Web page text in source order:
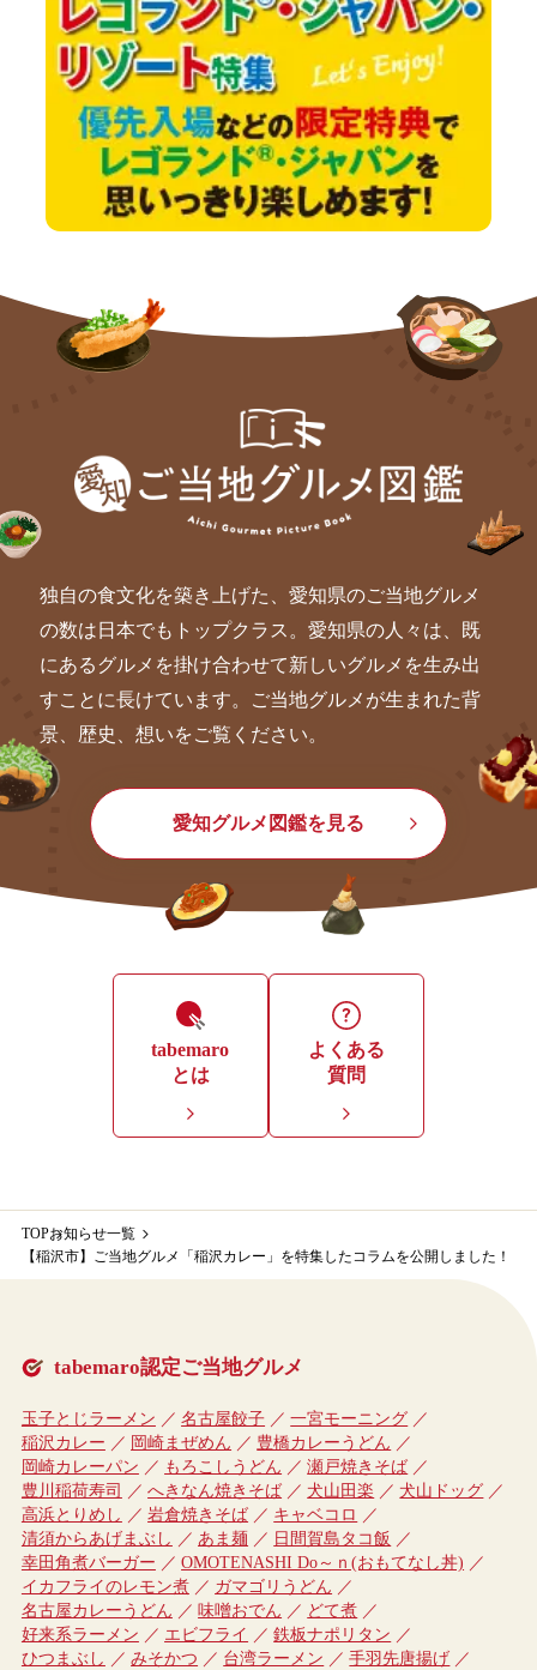
独自の食文化を築き上げた、愛知県のご当地グルメ
の数は日本でもトップクラス。愛知県の人々は、既
にあるグルメを掛け合わせて新しいグルメを生み出
すことに長けています。ご当地グルメが生まれた背
景、歴史、想いをご覧ください。
愛知グルメ図鑑を見る
tabemaro
とは
よくある
質問
TOPお知らせ一覧
【稲沢市】ご当地グルメ「稲沢カレー」を特集したコラムを公開しました！
tabemaro認定ご当地グルメ
玉子とじラーメン 名古屋餃子
一宮モーニング
稲沢カレー
岡崎まぜめん
豊橋カレーうどん
岡崎カレーパン
もろこしうどん
瀬戸焼きそば
豊川稲荷寿司
へきなん焼きそば 犬山田楽
犬山ドッグ
高浜とりめし
岩倉焼きそば
キャベコロ
清須からあげまぶし
あま麺
日間賀島タコ飯
幸田角煮バーガー
OMOTENASHI Do～ｎ(おもてなし丼)
イカフライのレモン煮
ガマゴリうどん
名古屋カレーうどん
味噌おでん
どて煮
好来系ラーメン
エビフライ
鉄板ナポリタン
ひつまぶし
みそかつ 台湾ラーメン
手羽先唐揚げ